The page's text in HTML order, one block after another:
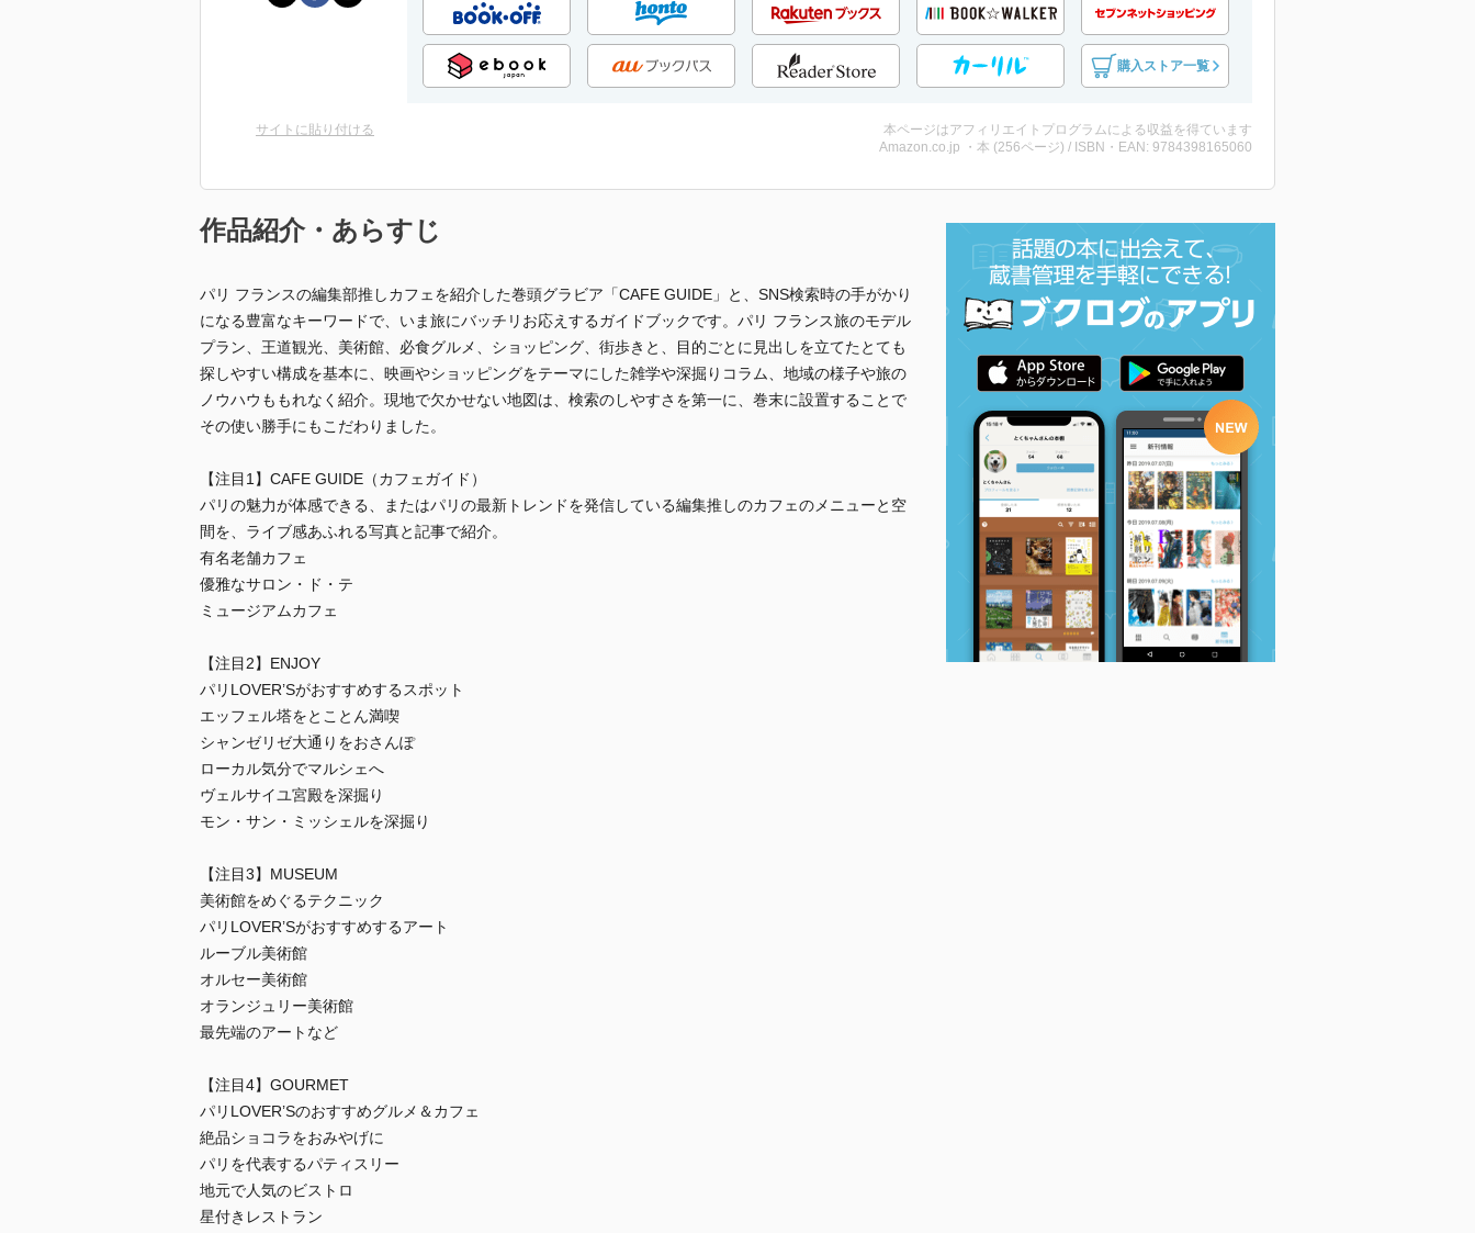
購入ストア一覧
サイトに貼り付ける
本ページはアフィリエイトプログラムによる収益を得ています
Amazon.co.jp ・本 (256ページ) / ISBN・EAN: 9784398165060
作品紹介・あらすじ
パリ フランスの編集部推しカフェを紹介した巻頭グラビア「CAFE GUIDE」と、SNS検索時の手がかり
になる豊富なキーワードで、いま旅にバッチリお応えするガイドブックです。パリ フランス旅のモデル
プラン、王道観光、美術館、必食グルメ、ショッピング、街歩きと、目的ごとに見出しを立てたとても
探しやすい構成を基本に、映画やショッピングをテーマにした雑学や深掘りコラム、地域の様子や旅の
ノウハウももれなく紹介。現地で欠かせない地図は、検索のしやすさを第一に、巻末に設置することで
その使い勝手にもこだわりました。
【注目1】CAFE GUIDE（カフェガイド）
パリの魅力が体感できる、またはパリの最新トレンドを発信している編集推しのカフェのメニューと空
間を、ライブ感あふれる写真と記事で紹介。
有名老舗カフェ
優雅なサロン・ド・テ
ミュージアムカフェ
【注目2】ENJOY
パリLOVER’Sがおすすめするスポット
エッフェル塔をとことん満喫
シャンゼリゼ大通りをおさんぽ
ローカル気分でマルシェへ
ヴェルサイユ宮殿を深掘り
モン・サン・ミッシェルを深掘り
【注目3】MUSEUM
美術館をめぐるテクニック
パリLOVER’Sがおすすめするアート
ルーブル美術館
オルセー美術館
オランジュリー美術館
最先端のアートなど
【注目4】GOURMET
パリLOVER’Sのおすすめグルメ＆カフェ
絶品ショコラをおみやげに
パリを代表するパティスリー
地元で人気のビストロ
星付きレストラン